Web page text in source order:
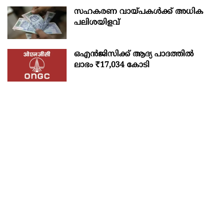
സഹകരണ വായ്പകള്‍ക്ക് അധിക
പലിശയിളവ്
ഒഎന്‍ജിസിക്ക് ആദ്യ പാദത്തില്‍
ലാഭം ₹17,034 കോടി